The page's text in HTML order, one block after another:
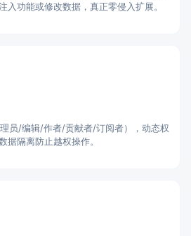
入功能或修改数据，真正零侵入扩展。
员/编辑/作者/贡献者/订阅者），动态权
据隔离防止越权操作。